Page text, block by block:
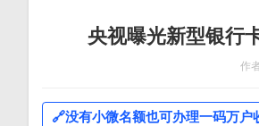
央视曝光新型银行
作
🔗没有小微名额也可办理一码万户